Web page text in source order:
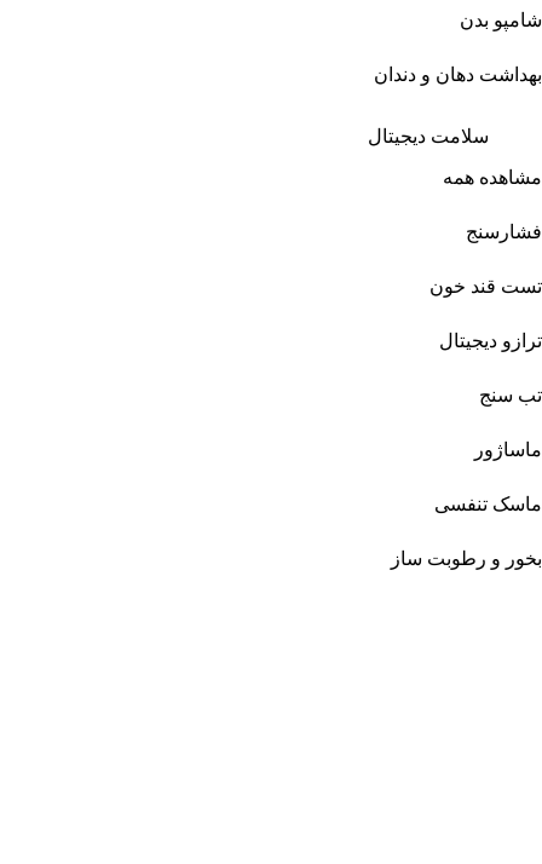
شامپو بدن
بهداشت دهان و دندان
سلامت دیجیتال
مشاهده همه
فشارسنج
تست قند خون
ترازو دیجیتال
تب سنج
ماساژور
ماسک تنفسی
بخور و رطوبت ساز